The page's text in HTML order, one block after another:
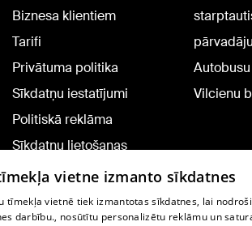
Biznesa klientiem
Tarifi
Privātuma politika
Sīkdatņu iestatījumi
Politiskā reklāma
Sīkdatņu lietošanas
noteikumi
Komentāru pievienošana
Vilcienu
vietne izmanto sīkdatnes
tīmekļa vietnē tiek izmantotas sīkdatnes, lai
darbību., nosūtītu personalizētu reklāmu un